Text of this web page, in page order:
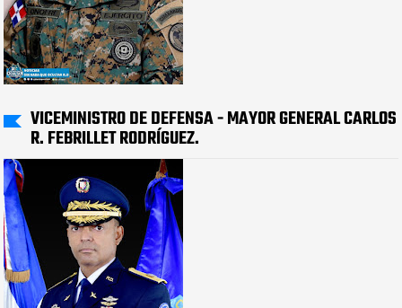
VICEMINISTRO DE DEFENSA - MAYOR GENERAL CARLOS
R. FEBRILLET RODRÍGUEZ.